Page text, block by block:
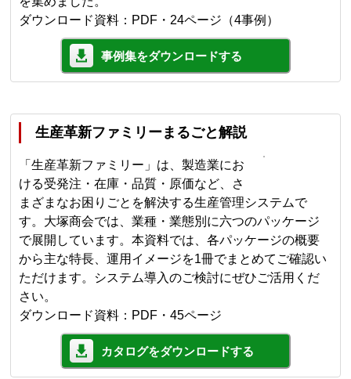
ダウンロード資料：PDF・24ページ（4事例）
事例集をダウンロードする
生産革新ファミリーまるごと解説
「生産革新ファミリー」は、製造業にお
ける受発注・在庫・品質・原価など、さ
まざまなお困りごとを解決する生産管理システムで
す。大塚商会では、業種・業態別に六つのパッケージ
で展開しています。本資料では、各パッケージの概要
から主な特長、運用イメージを1冊でまとめてご確認い
ただけます。システム導入のご検討にぜひご活用くだ
さい。
ダウンロード資料：PDF・45ページ
カタログをダウンロードする